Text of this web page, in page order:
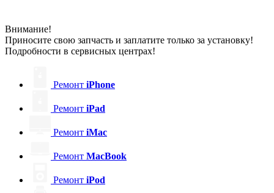
Внимание!
Приносите свою запчасть и заплатите только за установку!
Подробности в сервисных центрах!
Ремонт iPhone
Ремонт iPad
Ремонт iMac
Ремонт MacBook
Ремонт iPod